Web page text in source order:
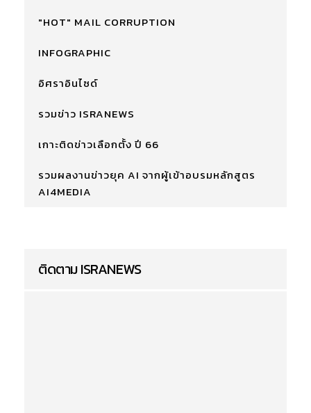
"HOT" MAIL CORRUPTION
INFOGRAPHIC
อิศราอินไซด์
รวมข่าว ISRANEWS
เกาะติดข่าวเลือกตั้ง ปี 66
รวมผลงานข่าวยุค AI จากผู้เข้าอบรมหลักสูตร
AI4MEDIA
ติดตาม ISRANEWS